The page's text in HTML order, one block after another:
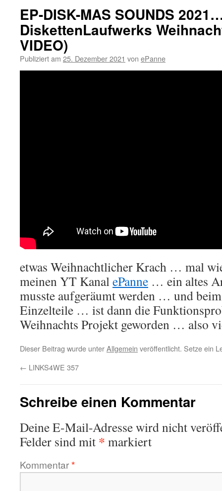
EP-DISK-MAS SOUNDS
DiskettenLaufwerks
VIDEO)
Publiziert am 25. Dezember 2021 von ePanne
etwas Weihnachtlicher Krach … mal
meinen YT KanalePanne … ein altes
musste aufgeräumt werden … und
Einzelteile … ist dann die
Weihnachts Projekt geworden … also
Dieser Beitrag wurde unterAllgemein veröffentlicht. Setze ein
← LINKS4WE 357
Schreibe einen Kommentar
Deine E-Mail-Adresse wird nicht
Felder sind mit * markiert
Kommentar*